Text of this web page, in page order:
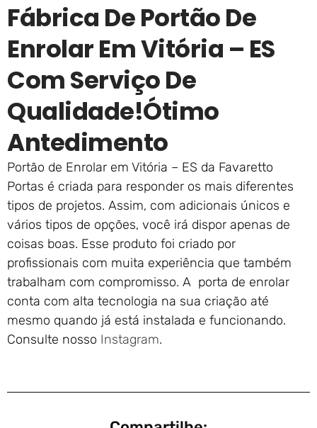
Fábrica De Portão De
Enrolar Em Vitória – ES
Com Serviço De
Qualidade!ótimo
Antedimento
Portão de Enrolar em Vitória – ES da Favaretto
Portas é criada para responder os mais diferentes
tipos de projetos. Assim, com adicionais únicos e
vários tipos de opções, você irá dispor apenas de
coisas boas. Esse produto foi criado por
profissionais com muita experiência que também
trabalham com compromisso. A porta de enrolar
conta com alta tecnologia na sua criação até
mesmo quando já está instalada e funcionando.
Consulte nosso Instagram.